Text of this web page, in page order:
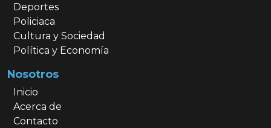
Deportes
Policiaca
Cultura y Sociedad
Política y Economía
Nosotros
Inicio
Acerca de
Contacto